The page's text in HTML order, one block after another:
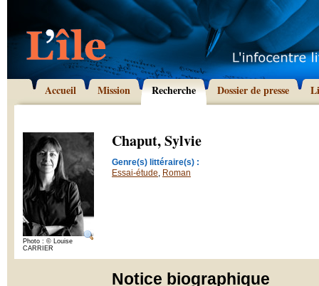
Accueil Mission Recherche Dossier de presse
Photo : © Louise
CARRIER
Chaput, Sylvie
Genre(s) littéraire(s) :
Essai-étude, Roman
Notice biographique